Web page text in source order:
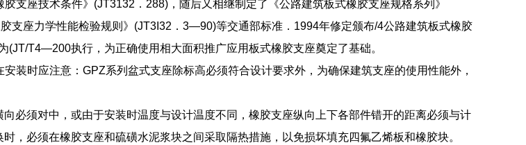
支座技术条件》(JT3132．288)，随后又相继制定了《公路建筑板式橡胶支座规格系列》
支座力学性能检验规则》(JT3I32．3—90)等交通部标准．1994年修定颁布/4公路建筑板式橡胶
T4—200执行，为正确使用相大面积推广应用板式橡胶支座奠定了基础。
装时应注意：GPZ系列盆式支座除标高必须符合设计要求外，为确保建筑支座的使用性能外，
必须对中，或由于安装时温度与设计温度不同，橡胶支座纵向上下各部件错开的距离必须与计
，必须在橡胶支座和硫磺水泥浆块之间采取隔热措施，以免损坏填充四氟乙烯板和橡胶块。